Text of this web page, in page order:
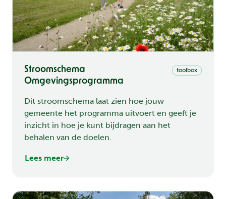
toolbox
Stroomschema
Omgevingsprogramma
Dit stroomschema laat zien hoe jouw
gemeente het programma uitvoert en geeft je
inzicht in hoe je kunt bijdragen aan het
behalen van de doelen.
Lees meer